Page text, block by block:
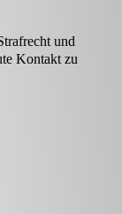
und
Kontakt zu